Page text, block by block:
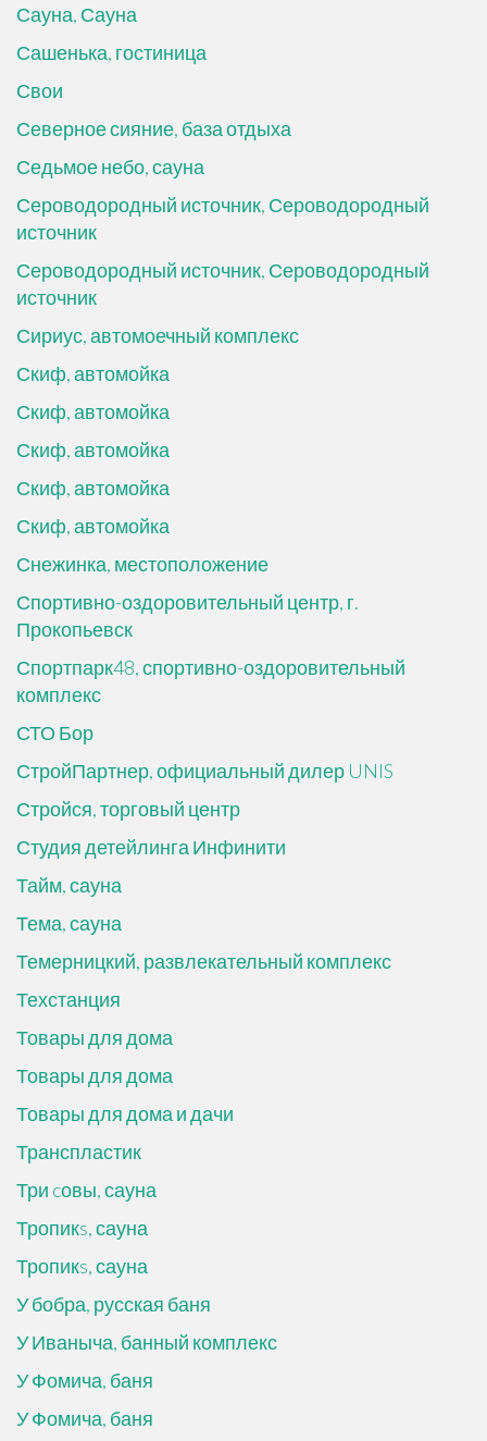
Сауна, Сауна
Сашенька, гостиница
Свои
Северное сияние, база отдыха
Седьмое небо, сауна
Сероводородный источник, Сероводородный
источник
Сероводородный источник, Сероводородный
источник
Сириус, автомоечный комплекс
Скиф, автомойка
Скиф, автомойка
Скиф, автомойка
Скиф, автомойка
Скиф, автомойка
Снежинка, местоположение
Спортивно-оздоровительный центр, г.
Прокопьевск
Спортпарк48, спортивно-оздоровительный
комплекс
СТО Бор
СтройПартнер, официальный дилер UNIS
Стройся, торговый центр
Студия детейлинга Инфинити
Тайм, сауна
Тема, сауна
Темерницкий, развлекательный комплекс
Техстанция
Товары для дома
Товары для дома
Товары для дома и дачи
Транспластик
Три cовы, сауна
Тропикs, сауна
Тропикs, сауна
У бобра, русская баня
У Иваныча, банный комплекс
У Фомича, баня
У Фомича, баня